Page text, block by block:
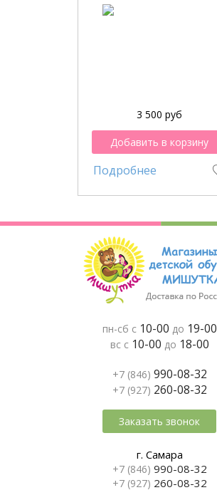
3 500 руб
Добавить в корзину
Подробнее
пн-сб с 10-00 до 19-00
вс с 10-00 до 18-00
+7 (846) 990-08-32
+7 (927) 260-08-32
Заказать звонок
г. Самара
+7 (846) 990-08-32
+7 (927) 260-08-32